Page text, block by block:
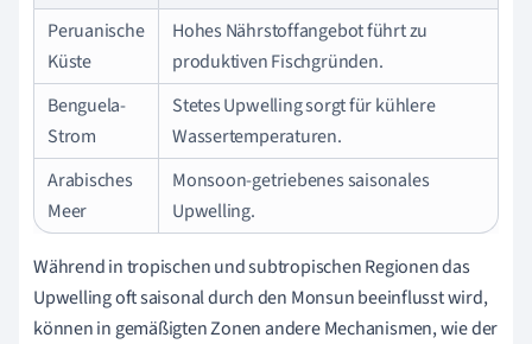
Peruanische
Küste
Hohes Nährstoffangebot führt zu
produktiven Fischgründen.
Benguela-
Strom
Stetes Upwelling sorgt für kühlere
Wassertemperaturen.
Arabisches
Meer
Monsoon-getriebenes saisonales
Upwelling.
Während in tropischen und subtropischen Regionen das
Upwelling oft saisonal durch den Monsun beeinflusst wird,
können in gemäßigten Zonen andere Mechanismen, wie der